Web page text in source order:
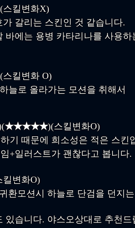
스킬변화X)
갈리는 스킨인 것 같습니다.
바에는 용병 카타리나를 사용하
스킬변화 O)
늘로 올라가는 모션을 취해서
★★★★★)(스킬변화O)
기 때문에 희소성은 적은 스킨
+일러스트가 괜찮다고 봅니다.
킬변화O)
환모션시 하늘로 단검을 던지
있습니다. 야스오상대로 추천드